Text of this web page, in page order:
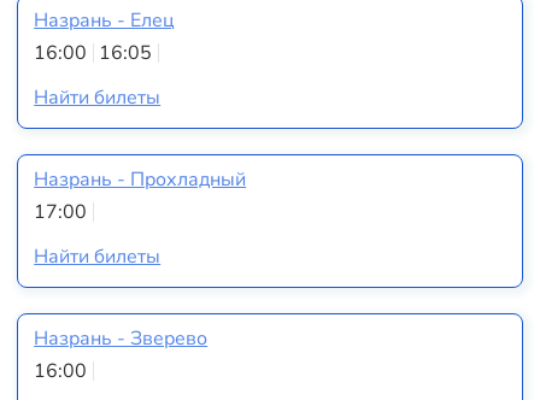
Назрань - Елец
16:00 16:05
Найти билеты
Назрань - Прохладный
17:00
Найти билеты
Назрань - Зверево
16:00